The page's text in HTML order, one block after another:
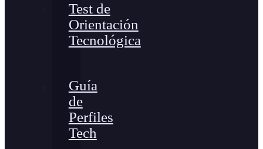
Test de
Orientación
Tecnológica
Guía
de
Perfiles
Tech